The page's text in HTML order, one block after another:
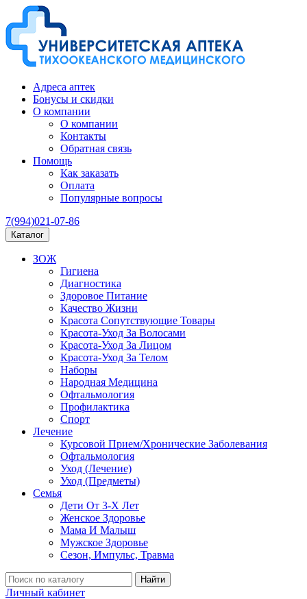
Адреса аптек
Бонусы и скидки
О компании
О компании
Контакты
Обратная связь
Помощь
Как заказать
Оплата
Популярные вопросы
7(994)021-07-86
Каталог
ЗОЖ
Гигиена
Диагностика
Здоровое Питание
Качество Жизни
Красота Сопутствующие Товары
Красота-Уход За Волосами
Красота-Уход За Лицом
Красота-Уход За Телом
Наборы
Народная Медицина
Офтальмология
Профилактика
Спорт
Лечение
Курсовой Прием/Хронические Заболевания
Офтальмология
Уход (Лечение)
Уход (Предметы)
Семья
Дети От 3-Х Лет
Женское Здоровье
Мама И Малыш
Мужское Здоровье
Сезон, Импульс, Травма
Найти
Личный кабинет